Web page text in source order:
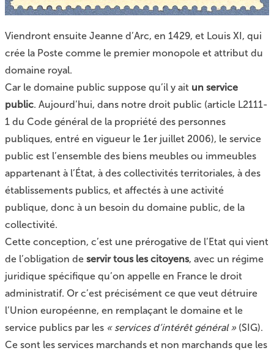
Viendront ensuite Jeanne d’Arc, en 1429, et Louis XI, qui
crée la Poste comme le premier monopole et attribut du
domaine royal.
Car le domaine public suppose qu’il y ait un service
public. Aujourd’hui, dans notre droit public (article L2111-
1 du Code général de la propriété des personnes
publiques, entré en vigueur le 1er juillet 2006), le service
public est l’ensemble des biens meubles ou immeubles
appartenant à l’État, à des collectivités territoriales, à des
établissements publics, et affectés à une activité
publique, donc à un besoin du domaine public, de la
collectivité.
Cette conception, c’est une prérogative de l’Etat qui vient
de l’obligation de servir tous les citoyens, avec un régime
juridique spécifique qu’on appelle en France le droit
administratif. Or c’est précisément ce que veut détruire
l’Union européenne, en remplaçant le domaine et le
service publics par les « services d’intérêt général »(SIG).
Ce sont les services marchands et non marchands que les